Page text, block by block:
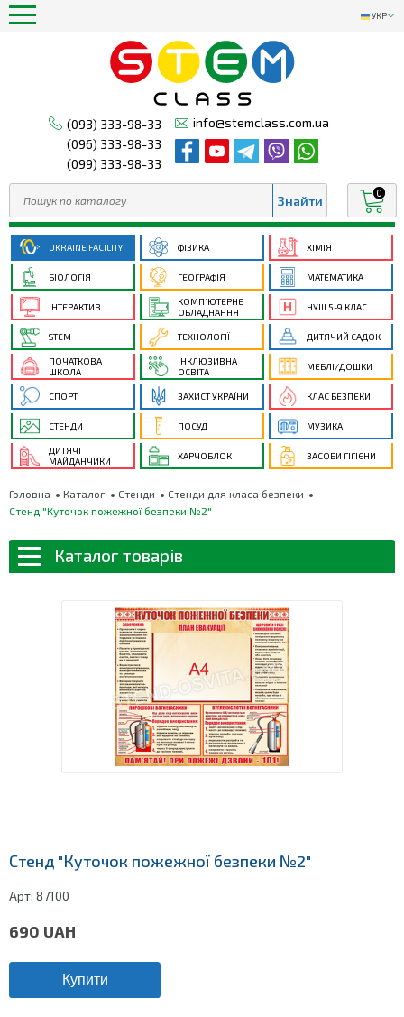
УКР
(093) 333-98-33
(096) 333-98-33
(099) 333-98-33
info@stemclass.com.ua
0
UKRAINE FACILITY ФІЗИКА ХІМІЯ
БІОЛОГІЯ ГЕОГРАФІЯ МАТЕМАТИКА
ІНТЕРАКТИВ
КОМП’ЮТЕРНЕ
ОБЛАДНАННЯ
НУШ 5-9 КЛАС
STEM ТЕХНОЛОГІЇ ДИТЯЧИЙ САДОК
ПОЧАТКОВА
ШКОЛА
ІНКЛЮЗИВНА
ОСВІТА
МЕБЛІ/ДОШКИ
СПОРТ ЗАХИСТ УКРАЇНИ КЛАС БЕЗПЕКИ
СТЕНДИ ПОСУД МУЗИКА
ДИТЯЧІ
МАЙДАНЧИКИ
ХАРЧОБЛОК ЗАСОБИ ГІГІЄНИ
Головна Каталог Стенди
Стенди для класа безпеки
Стенд "Куточок пожежної безпеки №2"
Каталог товарів
Стенд "Куточок пожежної безпеки №2"
Арт: 87100
690 UAH
Купити